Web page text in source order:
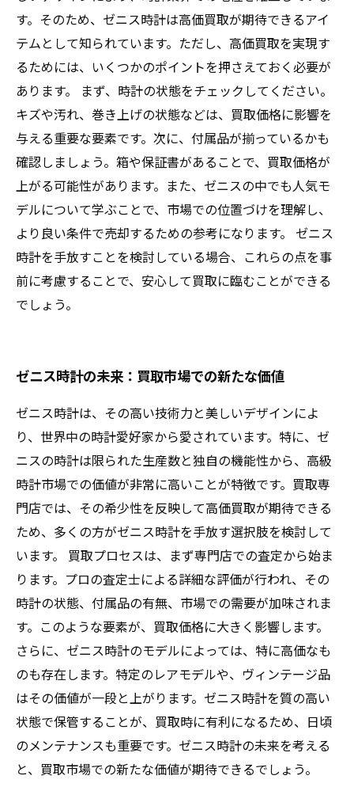
す。そのため、ゼニス時計は高価買取が期待できるアイ
テムとして知られています。ただし、高価買取を実現す
るためには、いくつかのポイントを押さえておく必要が
あります。 まず、時計の状態をチェックしてください。
キズや汚れ、巻き上げの状態などは、買取価格に影響を
与える重要な要素です。次に、付属品が揃っているかも
確認しましょう。箱や保証書があることで、買取価格が
上がる可能性があります。また、ゼニスの中でも人気モ
デルについて学ぶことで、市場での位置づけを理解し、
より良い条件で売却するための参考になります。 ゼニス
時計を手放すことを検討している場合、これらの点を事
前に考慮することで、安心して買取に臨むことができる
でしょう。
ゼニス時計の未来：買取市場での新たな価値
ゼニス時計は、その高い技術力と美しいデザインによ
り、世界中の時計愛好家から愛されています。特に、ゼ
ニスの時計は限られた生産数と独自の機能性から、高級
時計市場での価値が非常に高いことが特徴です。買取専
門店では、その希少性を反映して高価買取が期待できる
ため、多くの方がゼニス時計を手放す選択肢を検討して
います。 買取プロセスは、まず専門店での査定から始ま
ります。プロの査定士による詳細な評価が行われ、その
時計の状態、付属品の有無、市場での需要が加味されま
す。このような要素が、買取価格に大きく影響します。
さらに、ゼニス時計のモデルによっては、特に高価なも
のも存在します。特定のレアモデルや、ヴィンテージ品
はその価値が一段と上がります。ゼニス時計を質の高い
状態で保管することが、買取時に有利になるため、日頃
のメンテナンスも重要です。ゼニス時計の未来を考える
と、買取市場での新たな価値が期待できるでしょう。